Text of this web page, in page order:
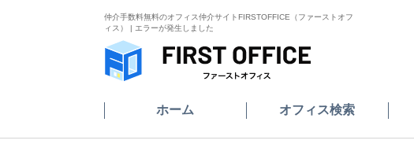
仲介手数料無料のオフィス仲介サイトFIRSTOFFICE（ファーストオフ
ィス） | エラーが発生しました
ホーム オフィス検索